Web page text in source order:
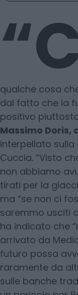
qualche cosa
dal fatto che la
positivo
Massimo Doris,
interpellato sulla
Cuccia. “Visto
non abbiamo
tirati per la
ma “se non ci
saremmo usciti
ha indicato che
arrivato da
futuro possa
raramente da
sulle banche